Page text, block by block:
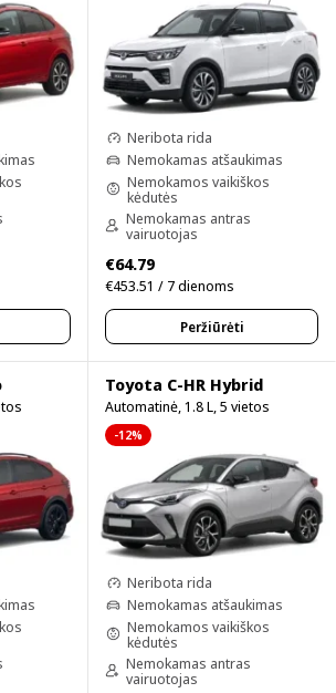
Neribota rida
Nemokamas atšaukimas
Nemokamos vaikiškos
kėdutės
Nemokamas antras
vairuotojas
€64.79
€453.51 / 7 dienoms
Peržiūrėti
Toyota C-HR Hybrid
Automatinė, 1.8 L, 5 vietos
-12%
Neribota rida
Nemokamas atšaukimas
Nemokamos vaikiškos
kėdutės
Nemokamas antras
vairuotojas